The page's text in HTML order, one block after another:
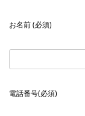
お名前 (必須)
電話番号(必須)